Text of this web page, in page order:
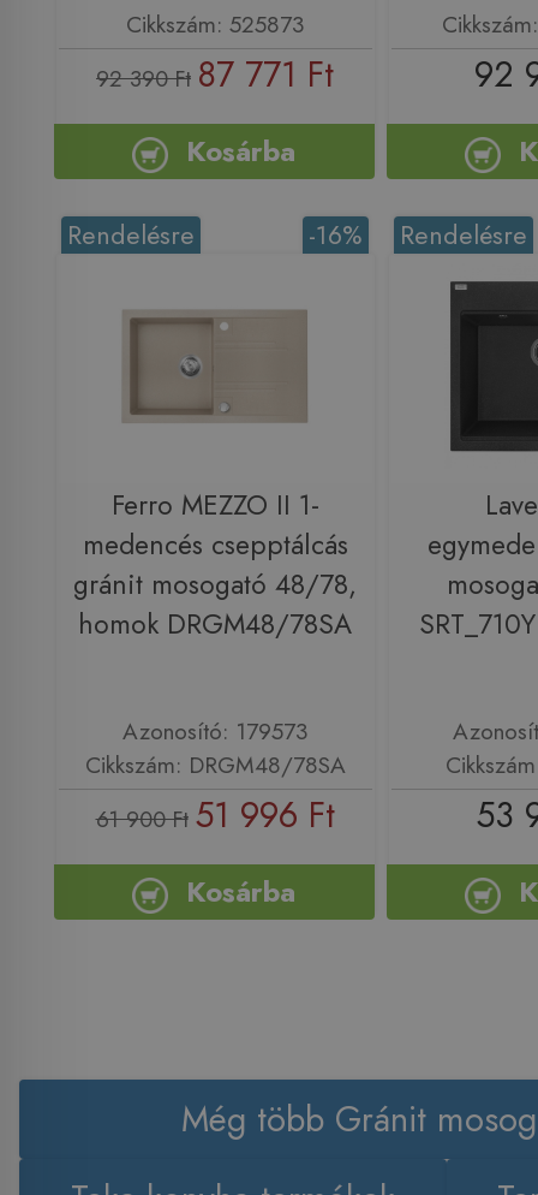
Cikkszám: 525873
92 390 Ft 87 771 Ft
Kosárba
92
-16%
Rendelésre
Ferro MEZZO II 1-
medencés csepptálcás
gránit mosogató 48/78,
homok DRGM48/78SA
Azonosító: 179573
Cikkszám: DRGM48/78SA
61 900 Ft 51 996 Ft
Kosárba
Rendelésre
53
Még több Gránit